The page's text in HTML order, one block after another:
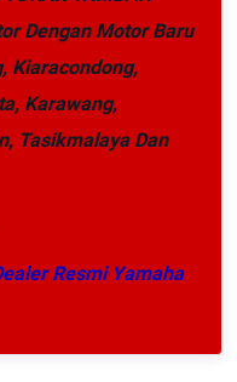
Dengan Motor Baru
Kiaracondong,
Karawang,
Tasikmalaya Dan
Resmi Yamaha